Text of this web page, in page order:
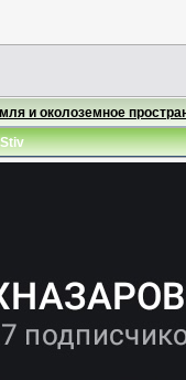
и околоземное